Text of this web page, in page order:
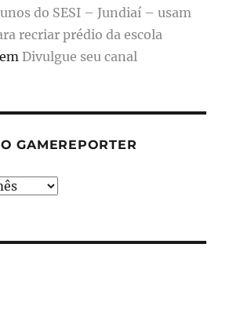
do SESI – Jundiaí – usam
recriar prédio da escola
emDivulgue seu canal
GAMEREPORTER